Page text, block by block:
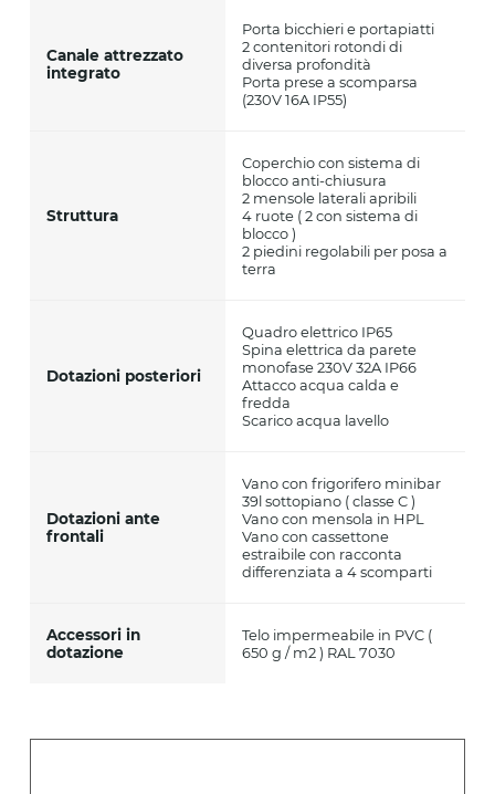
Canale attrezzato
integrato
Porta bicchieri e portapiatti
2 contenitori rotondi di
diversa profondità
Porta prese a scomparsa
(230V 16A IP55)
Struttura
Coperchio con sistema di
blocco anti-chiusura
2 mensole laterali apribili
4 ruote ( 2 con sistema di
blocco )
2 piedini regolabili per posa a
terra
Dotazioni posteriori
Quadro elettrico IP65
Spina elettrica da parete
monofase 230V 32A IP66
Attacco acqua calda e
fredda
Scarico acqua lavello
Dotazioni ante
frontali
Vano con frigorifero minibar
39l sottopiano ( classe C )
Vano con mensola in HPL
Vano con cassettone
estraibile con racconta
differenziata a 4 scomparti
Accessori in
dotazione
Telo impermeabile in PVC (
650 g / m2 ) RAL 7030